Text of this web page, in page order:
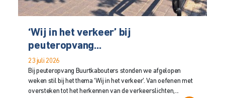
‘Wij in het verkeer’ bij
peuteropvang...
23 juli 2026
Bij peuteropvang Buurtkabouters stonden we afgelopen
weken stil bij het thema ‘Wij in het verkeer’. Van oefenen met
oversteken tot het herkennen van de verkeerslichten,...